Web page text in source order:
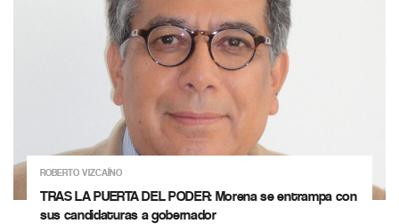
ROBERTO VIZCAÍNO
TRAS LA PUERTA DEL PODER: Morena se entrampa con
sus candidaturas a gobernador